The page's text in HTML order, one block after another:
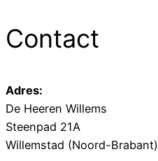
Contact
Adres:
De Heeren Willems
Steenpad 21A
Willemstad (Noord-Brabant)